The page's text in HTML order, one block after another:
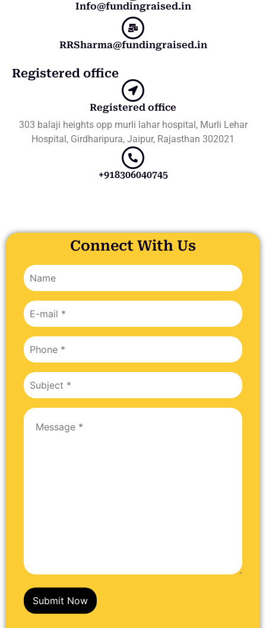
Info@fundingraised.in
RRSharma@fundingraised.in
Registered office
Registered office
303 balaji heights opp murli lahar hospital, Murli Lehar
Hospital, Girdharipura, Jaipur, Rajasthan 302021
+918306040745
Connect With Us
Submit Now